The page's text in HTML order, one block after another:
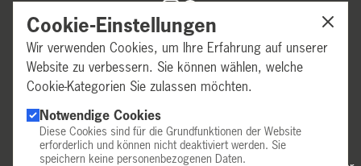
GESCHÄFTSZEITEN
Mittwoch & Donnerstag:
14:00–18:00 Uhr
Cookie-Einstellungen
Wir verwenden Cookies, um Ihre Erfahrung auf unserer
Website zu verbessern. Sie können wählen, welche
Cookie-Kategorien Sie zulassen möchten.
Notwendige Cookies
Diese Cookies sind für die Grundfunktionen der Website
erforderlich und können nicht deaktiviert werden. Sie
speichern keine personenbezogenen Daten.